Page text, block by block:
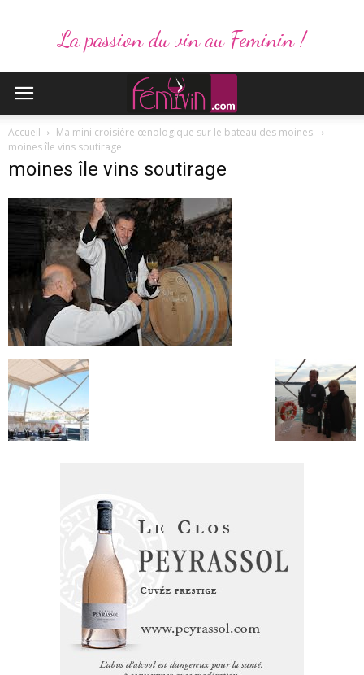
La passion du vin au Feminin !
Accueil
Ma mini croisière œnologique sur le bateau des moines.
moines île vins soutirage
moines île vins soutirage